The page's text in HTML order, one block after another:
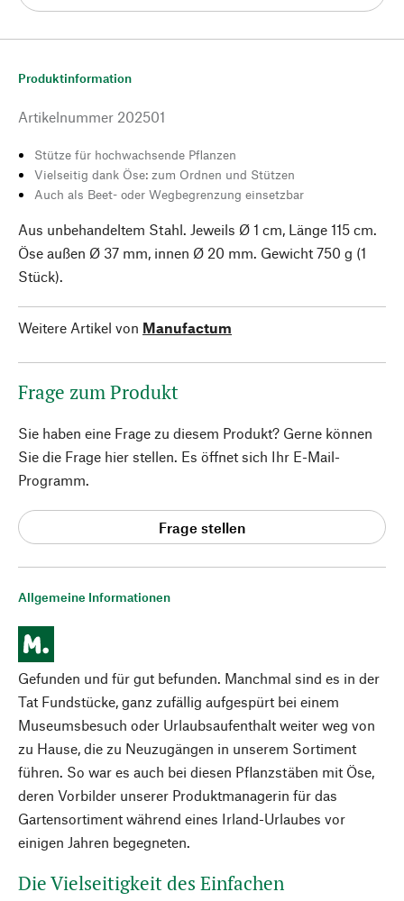
Allgemeine Informationen
Gefunden und für gut befunden. Manchmal sind es in der
Tat Fundstücke, ganz zufällig aufgespürt bei einem
Museumsbesuch oder Urlaubsaufenthalt weiter weg von
zu Hause, die zu Neuzugängen in unserem Sortiment
führen. So war es auch bei diesen Pflanzstäben mit Öse,
deren Vorbilder unserer Produktmanagerin für das
Gartensortiment während eines Irland-Urlaubes vor
einigen Jahren begegneten.
Die Vielseitigkeit des Einfachen
Produktinformation
Artikelnummer 202501
Stütze für hochwachsende Pflanzen
Vielseitig dank Öse: zum Ordnen und Stützen
Auch als Beet- oder Wegbegrenzung einsetzbar
Aus unbehandeltem Stahl. Jeweils Ø 1 cm, Länge 115 cm.
Öse außen Ø 37 mm, innen Ø 20 mm. Gewicht 750 g (1
Stück).
Weitere Artikel von Manufactum
Frage zum Produkt
Sie haben eine Frage zu diesem Produkt? Gerne können
Sie die Frage hier stellen. Es öffnet sich Ihr E-Mail-
Programm.
Frage stellen